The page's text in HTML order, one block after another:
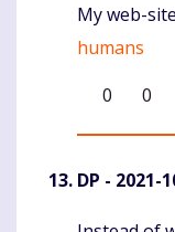
My web-
humans
0
0
DP - 2021-